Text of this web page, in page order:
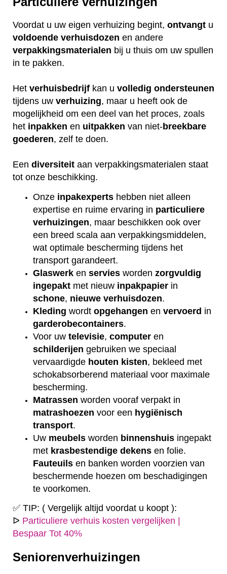
Voordat u uw eigen verhuizing begint, ontvangt u
voldoende verhuisdozen en andere
verpakkingsmaterialen bij u thuis om uw spullen
in te pakken.
Het verhuisbedrijf kan u volledig ondersteunen
tijdens uw verhuizing, maar u heeft ook de
mogelijkheid om een deel van het proces, zoals
het inpakken en uitpakken van niet-breekbare
goederen, zelf te doen.
Een diversiteit aan verpakkingsmaterialen staat
tot onze beschikking.
Onze inpakexperts hebben niet alleen
expertise en ruime ervaring in particuliere
verhuizingen, maar beschikken ook over
een breed scala aan verpakkingsmiddelen,
wat optimale bescherming tijdens het
transport garandeert.
Glaswerk en servies worden zorgvuldig
ingepakt met nieuw inpakpapier in
schone, nieuwe verhuisdozen.
Kleding wordt opgehangen en vervoerd in
garderobecontainers.
Voor uw televisie, computer en
schilderijen gebruiken we speciaal
vervaardigde houten kisten, bekleed met
schokabsorberend materiaal voor maximale
bescherming.
Matrassen worden vooraf verpakt in
matrashoezen voor een hygiënisch
transport.
Uw meubels worden binnenshuis ingepakt
met krasbestendige dekens en folie.
Fauteuils en banken worden voorzien van
beschermende hoezen om beschadigingen
te voorkomen.
✅ TIP: ( Vergelijk altijd voordat u koopt ):
ᐅ Particuliere verhuis kosten vergelijken |
Bespaar Tot 40%
Seniorenverhuizingen